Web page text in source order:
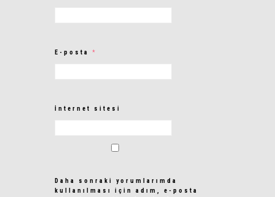
E-posta *
İnternet sitesi
Daha sonraki yorumlarımda
kullanılması için adım, e-posta